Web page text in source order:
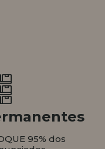
95% dos